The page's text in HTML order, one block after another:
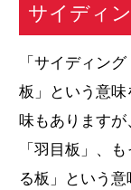
サイディ
「サイディン
板」という意
味もあります
「羽目板」、
る板」という